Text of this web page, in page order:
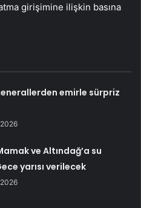
girişimine ilişkin basına
emirle sürpriz
ve Altındağ’a su
yarısı verilecek